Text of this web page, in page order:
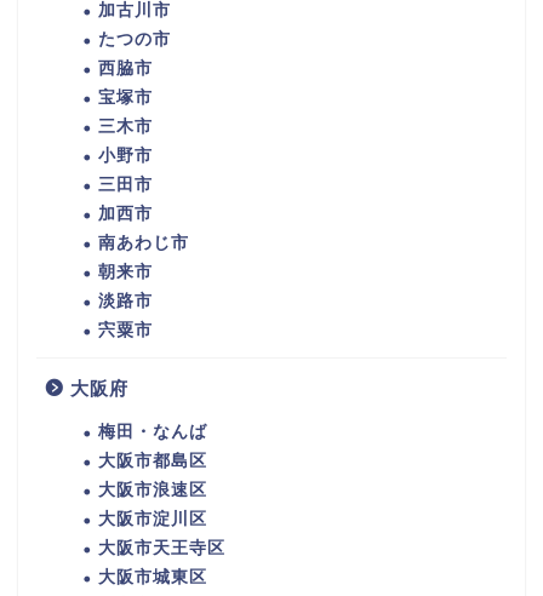
加古川市
たつの市
西脇市
宝塚市
三木市
小野市
三田市
加西市
南あわじ市
朝来市
淡路市
宍粟市
大阪府
梅田・なんば
大阪市都島区
大阪市浪速区
大阪市淀川区
大阪市天王寺区
大阪市城東区